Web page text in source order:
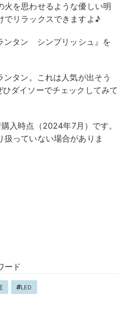
を思わせるような優しい明
でリラックスできますよ♪
ンタン シンプリッシュ』を
タン。これは人気が出そう
ダイソーでチェックしてみて
入時点（2024年7月）です。
扱っていない場合がありま
ード
LED